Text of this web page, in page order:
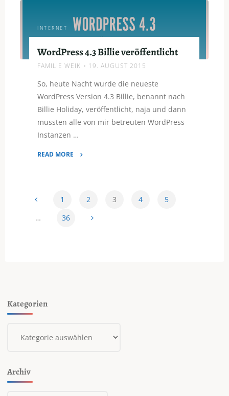
INTERNET
WordPress 4.3 Billie veröffentlicht
FAMILIE WEIK 19. AUGUST 2015
So, heute Nacht wurde die neueste
WordPress Version 4.3 Billie, benannt nach
Billie Holiday, veröffentlicht, naja und dann
mussten alle von mir betreuten WordPress
Instanzen …
READ MORE
veröffentlicht"
Seitennummerierung
1 2 3 4
5
…
36
Kategorien
Archiv